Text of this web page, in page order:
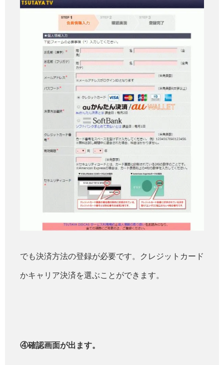
でも決済方法の登録が必要です。クレジットカード
かキャリア決済を選ぶことができます。
④確認画面が出ます。